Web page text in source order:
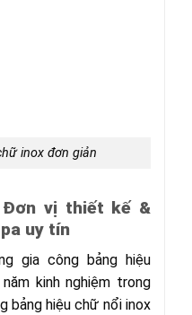
inox đơn giản
Đơn vị thiết kế &
uy tín
gia công bảng hiệu
kinh nghiệm trong
bảng hiệu chữ nổi inox